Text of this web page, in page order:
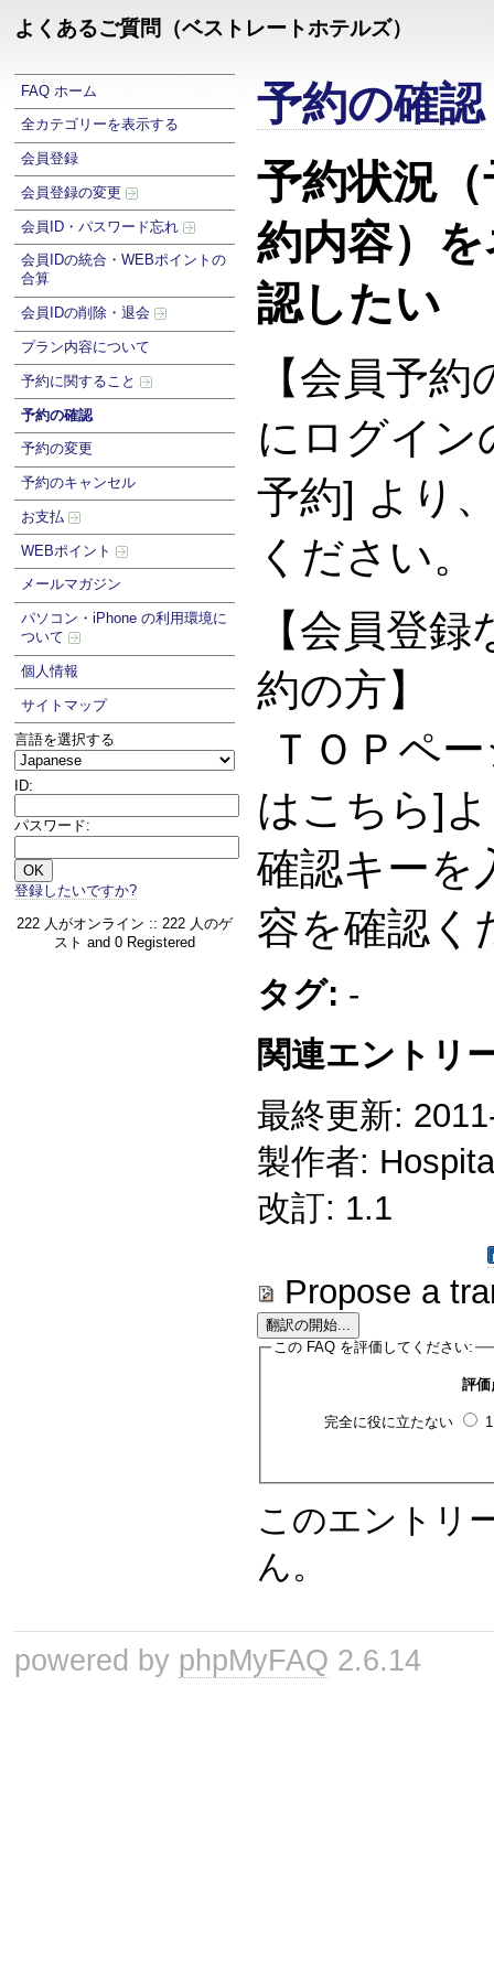
よくあるご質問（ベストレートホテルズ）
FAQ ホーム
全カテゴリーを表示する
会員登録
会員登録の変更
会員ID・パスワード忘れ
会員IDの統合・WEBポイントの
合算
会員IDの削除・退会
プラン内容について
予約に関すること
予約の確認
予約の変更
予約のキャンセル
お支払
WEBポイント
メールマガジン
パソコン・iPhone の利用環境に
ついて
個人情報
サイトマップ
言語を選択する
ID:
パスワード:
登録したいですか?
222 人がオンライン :: 222 人のゲ
スト and 0 Registered
予約の確認
予約状況
約内容）
認したい
【会員予
にログイン
予約] より
ください。
【会員登
約の方】
ＴＯＰペ
はこちら]
確認キーを
容を確認く
タグ: -
関連エントリ
最終更新:
製作者:
改訂: 1.1
Propose a
この FAQ を評価してください:
評価
完全に役に立たない
このエントリ
ん。
powered by phpMyFAQ 2.6.14